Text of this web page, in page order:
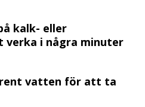
kalk- eller
verka i några minuter
vatten för att ta